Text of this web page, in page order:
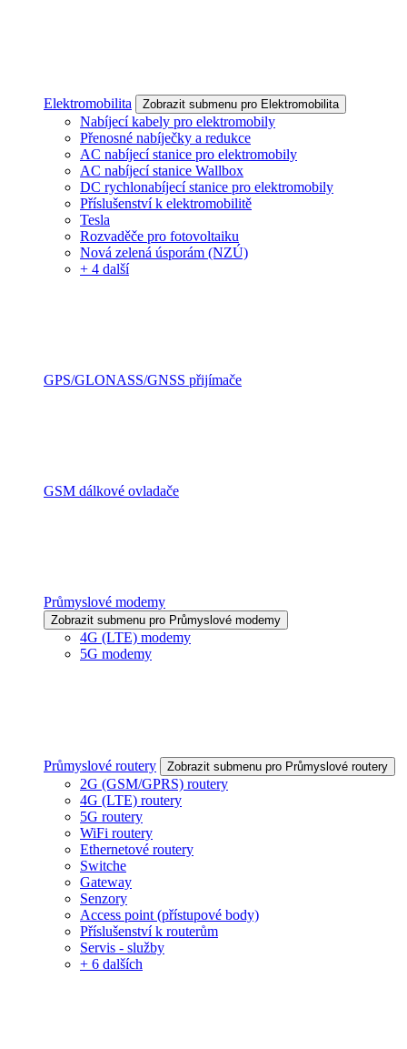
Elektromobilita Zobrazit submenu pro Elektromobilita
Nabíjecí kabely pro elektromobily
Přenosné nabíječky a redukce
AC nabíjecí stanice pro elektromobily
AC nabíjecí stanice Wallbox
DC rychlonabíjecí stanice pro elektromobily
Příslušenství k elektromobilitě
Tesla
Rozvaděče pro fotovoltaiku
Nová zelená úsporám (NZÚ)
+ 4 další
GPS/GLONASS/GNSS přijímače
GSM dálkové ovladače
Průmyslové modemy
Zobrazit submenu pro Průmyslové modemy
4G (LTE) modemy
5G modemy
Průmyslové routery Zobrazit submenu pro Průmyslové routery
2G (GSM/GPRS) routery
4G (LTE) routery
5G routery
WiFi routery
Ethernetové routery
Switche
Gateway
Senzory
Access point (přístupové body)
Příslušenství k routerům
Servis - služby
+ 6 dalších